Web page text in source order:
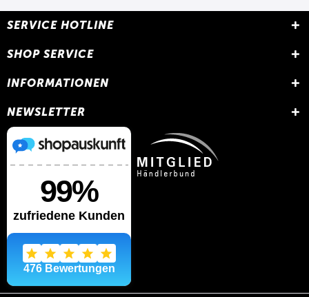
SERVICE HOTLINE
SHOP SERVICE
INFORMATIONEN
NEWSLETTER